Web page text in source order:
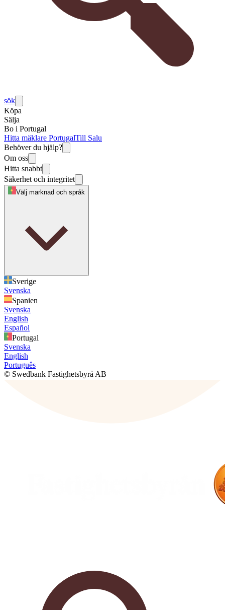
sök
Köpa
Sälja
Bo i Portugal
Hitta mäklare PortugalTill Salu
Behöver du hjälp?
Om oss
Hitta snabbt
Säkerhet och integritet
Välj marknad och språk
Sverige
Svenska
Spanien
Svenska
English
Español
Portugal
Svenska
English
Português
© Swedbank Fastighetsbyrå AB